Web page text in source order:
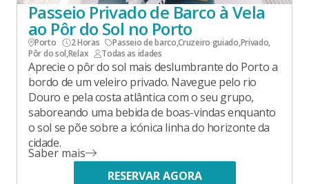
Passeio Privado de Barco à Vela
ao Pôr do Sol no Porto
Porto 2 Horas Passeio de barco,Cruzeiro guiado,Privado,
Pôr do sol,Relax Todas as idades
Aprecie o pôr do sol mais deslumbrante do Porto a
bordo de um veleiro privado. Navegue pelo rio
Douro e pela costa atlântica com o seu grupo,
saboreando uma bebida de boas-vindas enquanto
o sol se põe sobre a icónica linha do horizonte da
cidade.
Saber mais
RESERVAR AGORA